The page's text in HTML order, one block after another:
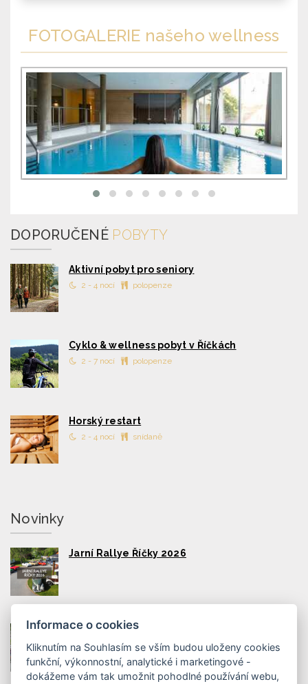
FOTOGALERIE našeho wellness
DOPORUČENÉ POBYTY
Aktivní pobyt pro seniory
2 - 4 nocí polopenze
Cyklo & wellness pobyt v Říčkách
2 - 7 nocí polopenze
Horský restart
2 - 4 nocí snídaně
Novinky
Jarní Rallye Říčky 2026
Road Stage Orlické hory 2026
Informace o cookies
Kliknutím na Souhlasím se vším budou uloženy cookies
funkční, výkonnostní, analytické i marketingové -
dokážeme vám tak umožnit pohodlné používání webu,